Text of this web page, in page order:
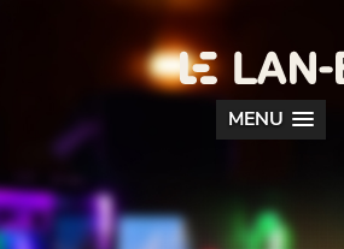
MENU